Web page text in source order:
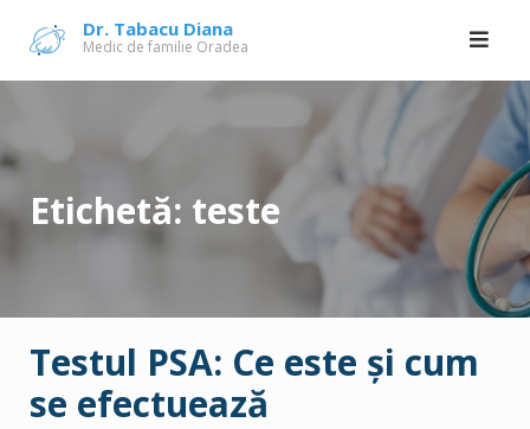
content
Dr. Tabacu Diana
Medic de familie Oradea
Etichetă: teste
Testul PSA: Ce este și cum
se efectuează